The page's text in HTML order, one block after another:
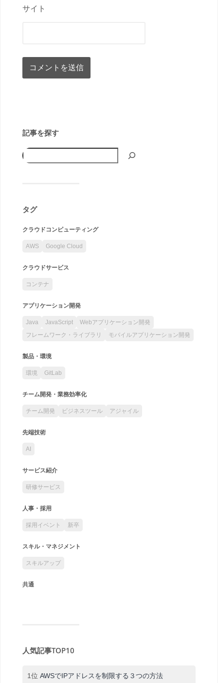
サイト
記事を探す
タグ
クラウドコンピューティング
AWS Google Cloud
クラウドサービス
コンテナ
アプリケーション開発
Java JavaScript
Webアプリケーション開発
フレームワーク・ライブラリ
モバイルアプリケーション開発
製品・環境
環境 GitLab
チーム開発・業務効率化
チーム開発 ビジネスツール アジャイル
先端技術
AI
サービス紹介
研修サービス
人事・採用
採用イベント 新卒
スキル・マネジメント
スキルアップ
共通
人気記事TOP10
1位 AWSでIPアドレスを制限する３つの方法